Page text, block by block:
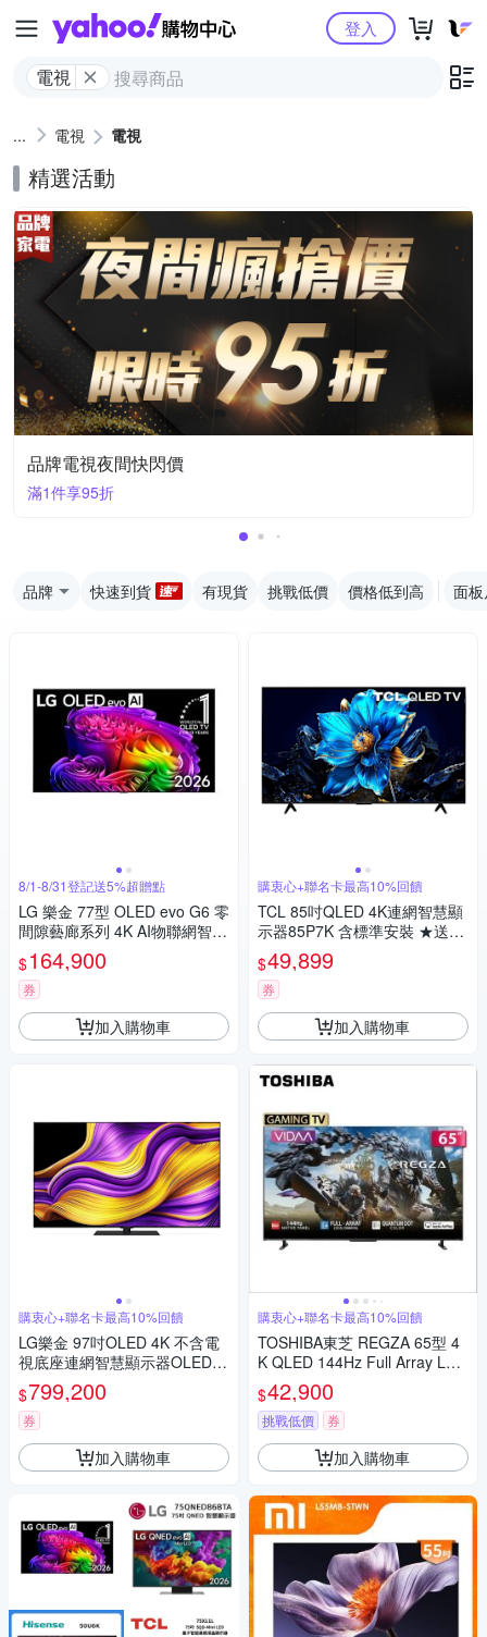
Yahoo購物中心
電視
登入
電視 電視
精選活動
品牌電視夜間快閃價
滿1件享95折
品牌 快速到貨 有現貨 挑戰低價 價格低到高 面
8/1-8/31登記送5%超贈點
LG 樂金 77型 OLED evo G6 零
間隙藝廊系列 4K AI物聯網智慧
顯示器OLED77G6PTA(含基本
安裝)
$164,900
券
加入購物車
購衷心+聯名卡最高10%回饋
LG樂金 97吋OLED 4K 不含電
視底座連網智慧顯示器OLED97
G5PTA含壁掛安裝+附原廠壁掛
架
$799,200
券
加入購物車
購衷心+聯名卡最高10%回饋
TCL 85吋QLED 4K連網智慧顯
示器85P7K 含標準安裝 ★送7-
11商品卡1900元
$49,899
券
加入購物車
購衷心+聯名卡最高10%回饋
TOSHIBA東芝 REGZA 65型 4
K QLED 144Hz Full Array LED
AirPlay2 智慧顯示器 65Z670N
T
$42,900
挑戰低價 券
加入購物車